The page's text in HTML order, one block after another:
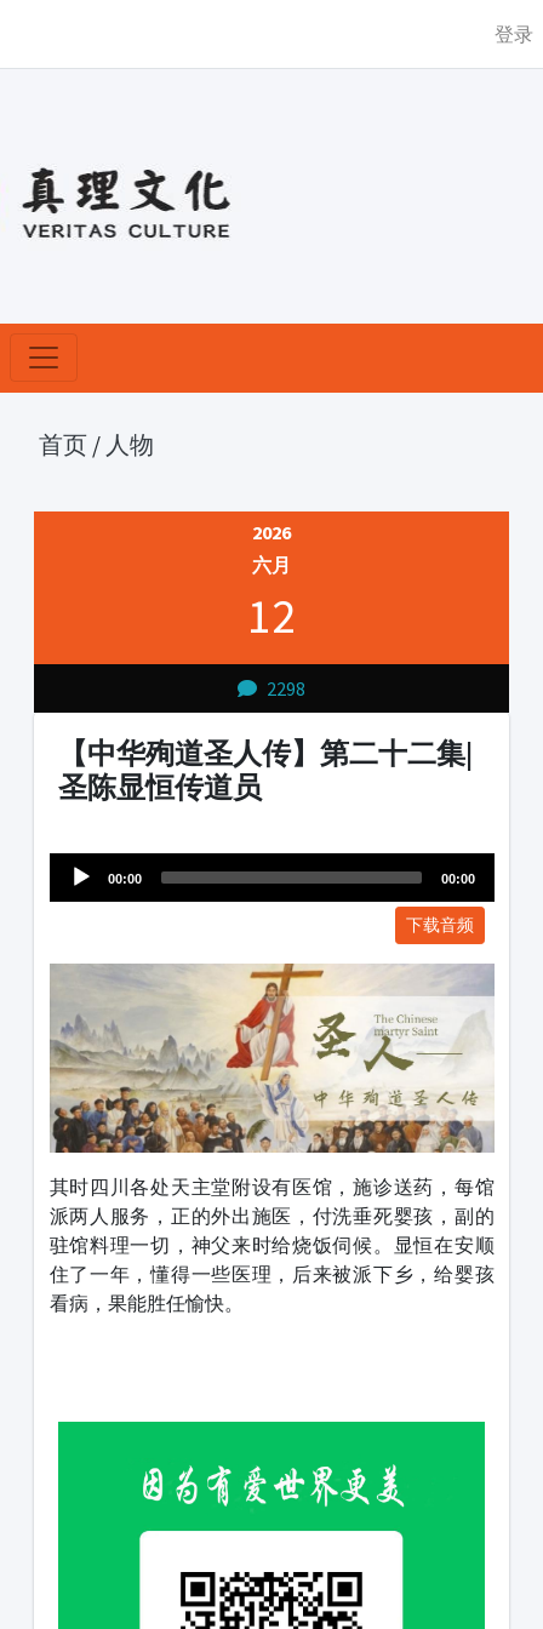
登录
首页 / 人物
2026
六月
12
2298
【中华殉道圣人传】第二十二集|
圣陈显恒传道员
Player
00:00 00:00
下载音频
其时四川各处天主堂附设有医馆，施诊送药，每馆
派两人服务，正的外出施医，付洗垂死婴孩，副的
驻馆料理一切，神父来时给烧饭伺候。显恒在安顺
住了一年，懂得一些医理，后来被派下乡，给婴孩
看病，果能胜任愉快。